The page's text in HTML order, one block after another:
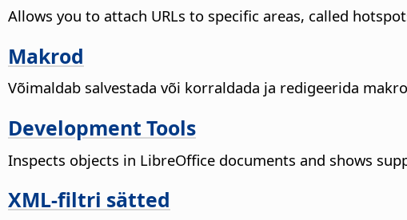
Allows you to attach URLs to specific areas, called
Makrod
Võimaldab salvestada või korraldada ja redigeerida
Development Tools
Inspects objects in LibreOffice documents and shows
XML-filtri sätted